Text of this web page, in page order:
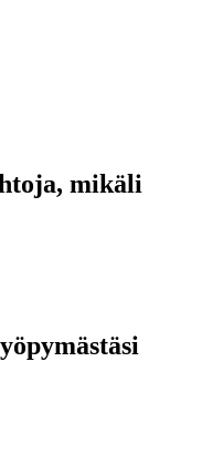
mikäli